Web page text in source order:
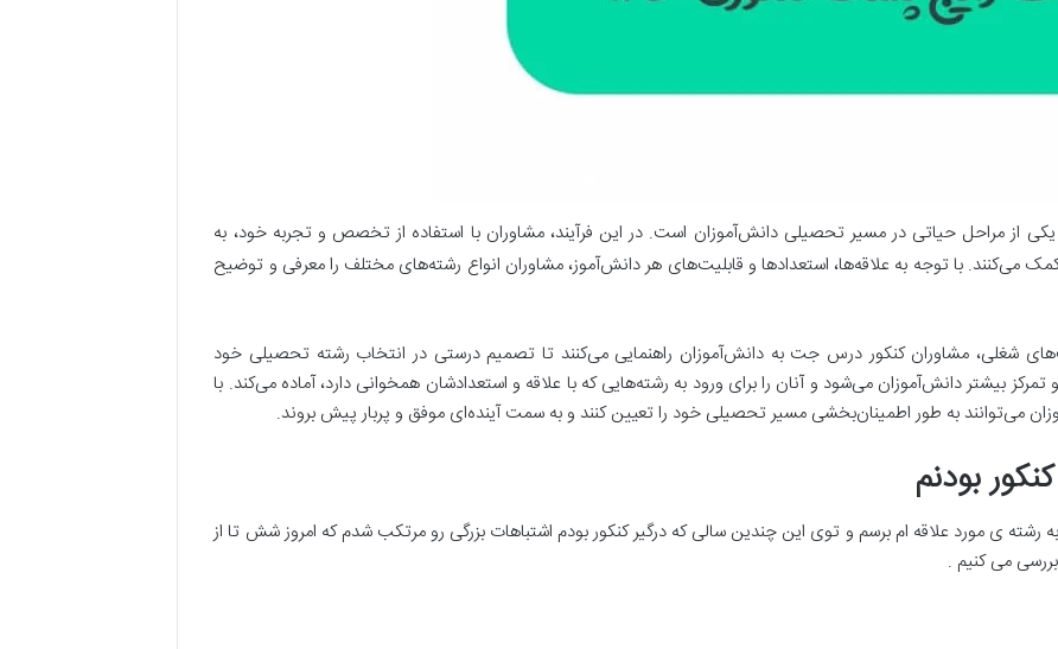
یکی از مراحل حیاتی در مسیر تحصیلی دانش‌آموزان است. در این فرآیند، مشاوران با استفاده از تخصص و تجربه خود، به
با توجه به علاقه‌ها، استعدادها و قابلیت‌های هر دانش‌آموز، مشاوران انواع رشته‌های مختلف را معرفی و توضیح
شغلی، مشاوران کنکور درس جت به دانش‌آموزان راهنمایی می‌کنند تا تصمیم درستی در انتخاب رشته تحصیلی خود
بیشتر دانش‌آموزان می‌شود و آنان را برای ورود به رشته‌هایی که با علاقه و استعدادشان همخوانی دارد، آماده می‌کند. با
می‌توانند به طور اطمینان‌بخشی مسیر تحصیلی خود را تعیین کنند و به سمت آینده‌ای موفق و پربار پیش بروند.
بودنم
ی مورد علاقه ام برسم و توی این چندین سالی که درگیر کنکور بودم اشتباهات بزرگی رو مرتکب شدم که امروز شش تا از
بررسی می کنیم .